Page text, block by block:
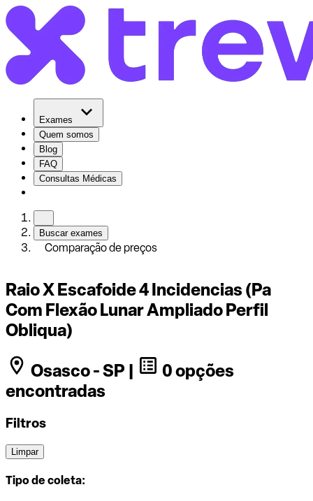
Exames
Quem somos
Blog
FAQ
Consultas Médicas
Buscar exames
Comparação de preços
Raio X Escafoide 4 Incidencias (Pa
Com Flexão Lunar Ampliado Perfil
Obliqua)
Osasco - SP |
0 opções
encontradas
Filtros
Limpar
Tipo de coleta: